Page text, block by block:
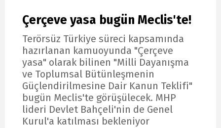
Çerçeve yasa bugün Meclis'te!
Terörsüz Türkiye süreci kapsamında
hazırlanan kamuoyunda "Çerçeve
yasa" olarak bilinen "Milli Dayanışma
ve Toplumsal Bütünleşmenin
Güçlendirilmesine Dair Kanun Teklifi"
bugün Meclis'te görüşülecek. MHP
lideri Devlet Bahçeli'nin de Genel
Kurul'a katılması bekleniyor